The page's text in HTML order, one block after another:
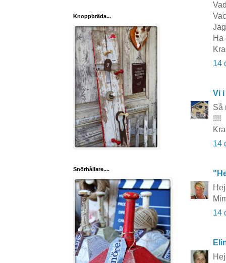
Ha
14
Vi
Så
!!!!
14
14
Knoppbräda...
Snörhållare....